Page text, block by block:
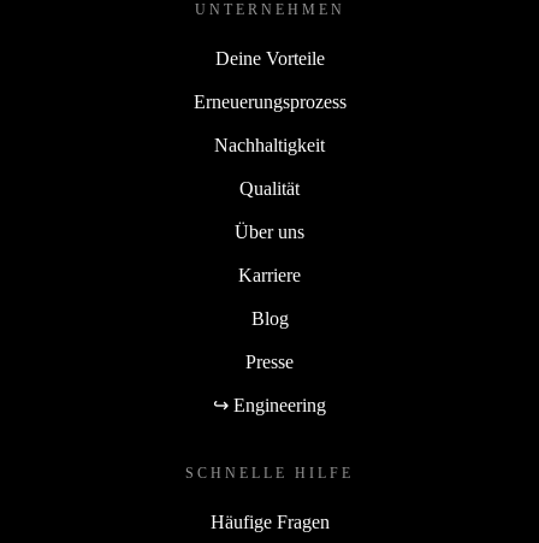
UNTERNEHMEN
Deine Vorteile
Erneuerungsprozess
Nachhaltigkeit
Qualität
Über uns
Karriere
Blog
Presse
↪ Engineering
SCHNELLE HILFE
Häufige Fragen